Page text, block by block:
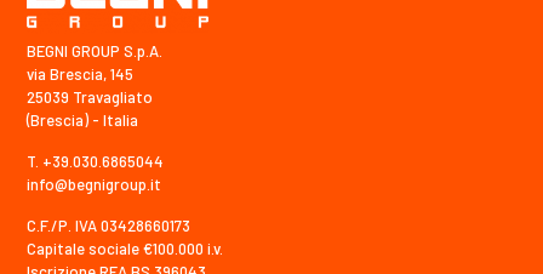
BEGNI GROUP S.p.A.
via Brescia, 145
25039 Travagliato
(Brescia) - Italia
T. +39.030.6865044
info@begnigroup.it
C.F./P. IVA 03428660173
Capitale sociale €100.000 i.v.